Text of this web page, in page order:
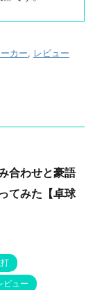
カー, レビュー
合わせと豪語
てみた【卓球
ビュー